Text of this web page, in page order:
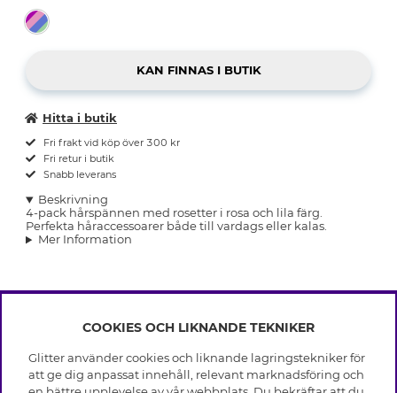
Hitta i butik
Fri frakt vid köp över 300 kr
Fri retur i butik
Snabb leverans
Beskrivning
4-pack hårspännen med rosetter i rosa och lila färg.
Perfekta håraccessoarer både till vardags eller kalas.
Mer Information
INFO
Leverans
Villkor
OM GLITTER
COOKIES OCH LIKNANDE TEKNIKER
Glitter använder cookies och liknande lagringstekniker för
att ge dig anpassat innehåll, relevant marknadsföring och